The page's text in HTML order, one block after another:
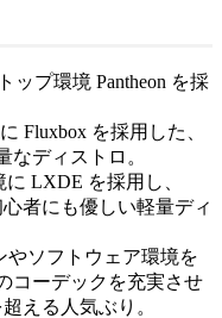
ップ環境 Pantheon を採
Fluxbox を採用した、
なディストロ。
LXDE を採用し、
者にも優しい軽量ディ
ソフトウェア環境を
コーデックを充実させ
える人気ぶり。